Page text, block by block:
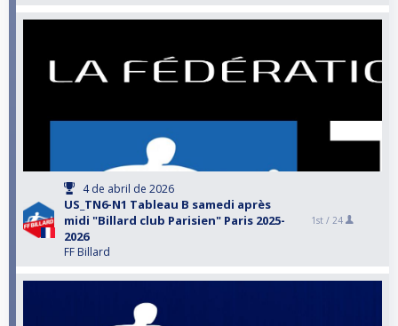
4 de abril de 2026
US_TN6-N1 Tableau B samedi après
midi "Billard club Parisien" Paris 2025-
2026
FF Billard
1st / 24